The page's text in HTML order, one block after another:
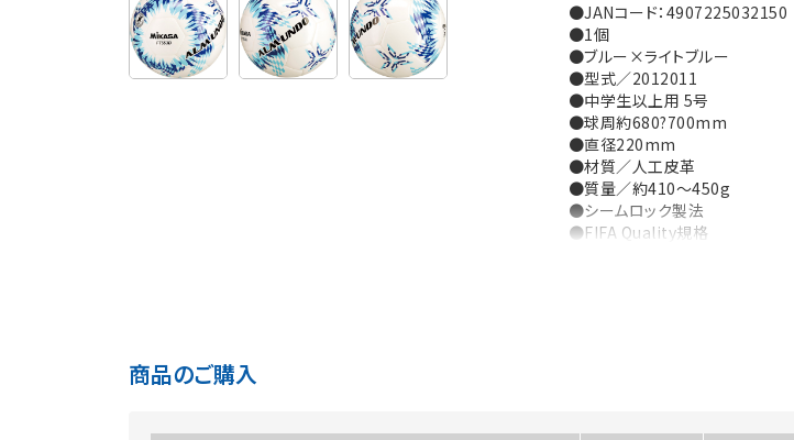
●JANコード：4907225032150
●1個
●ブルー×ライトブルー
●型式／2012011
●中学生以上用 5号
●球周約680?700mm
●直径220mm
●材質／人工皮革
●質量／約410～450g
●シームロック製法
●FIFA Quality規格
商品のご購入